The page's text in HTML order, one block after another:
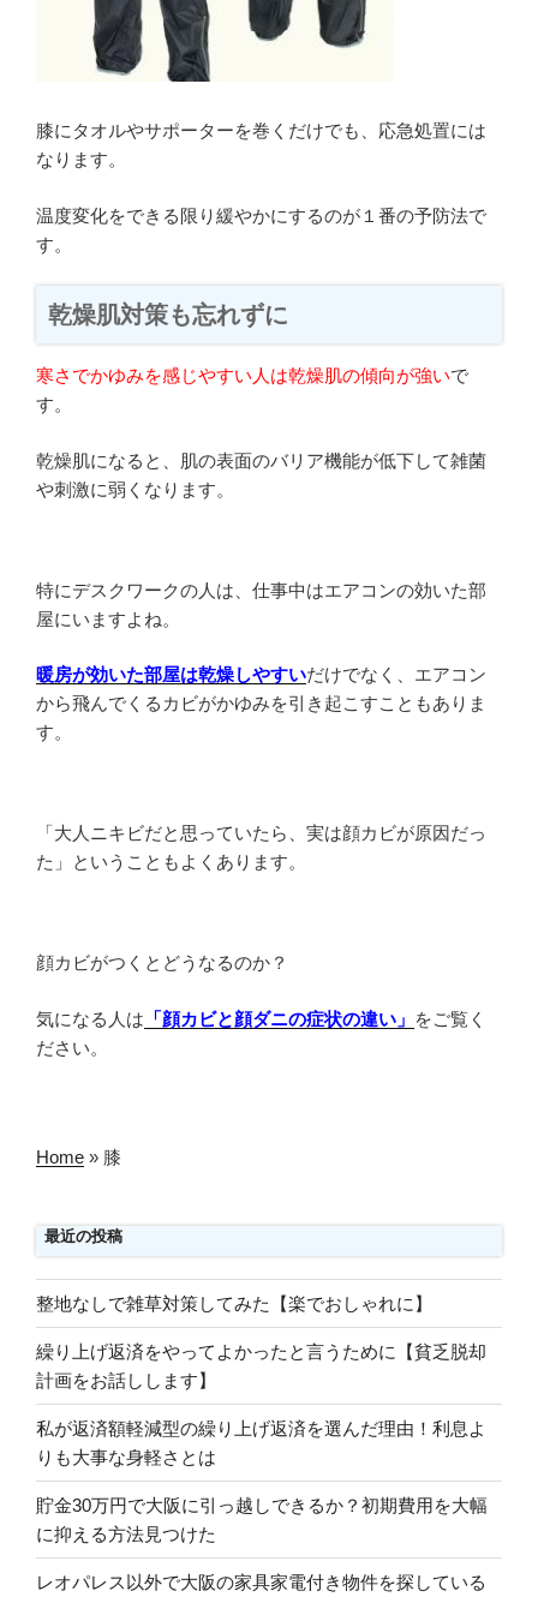
膝にタオルやサポーターを巻くだけでも、応急処置には
なります。
温度変化をできる限り緩やかにするのが１番の予防法で
す。
乾燥肌対策も忘れずに
寒さでかゆみを感じやすい人は乾燥肌の傾向が強いで
す。
乾燥肌になると、肌の表面のバリア機能が低下して雑菌
や刺激に弱くなります。
特にデスクワークの人は、仕事中はエアコンの効いた部
屋にいますよね。
暖房が効いた部屋は乾燥しやすいだけでなく、エアコン
から飛んでくるカビがかゆみを引き起こすこともありま
す。
「大人ニキビだと思っていたら、実は顔カビが原因だっ
た」ということもよくあります。
顔カビがつくとどうなるのか？
気になる人は 「顔カビと顔ダニの症状の違い」 をご覧く
ださい。
Home » 膝
最近の投稿
整地なしで雑草対策してみた【楽でおしゃれに】
繰り上げ返済をやってよかったと言うために【貧乏脱却
計画をお話しします】
私が返済額軽減型の繰り上げ返済を選んだ理由！利息よ
りも大事な身軽さとは
貯金30万円で大阪に引っ越しできるか？初期費用を大幅
に抑える方法見つけた
レオパレス以外で大阪の家具家電付き物件を探している